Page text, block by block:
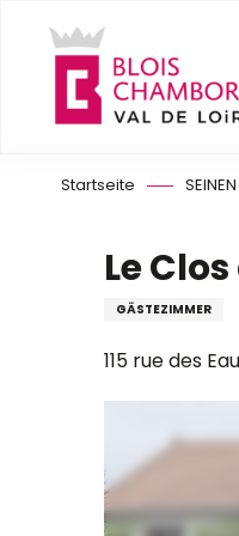
contenu
principal
Startseite
Le
GÄSTEZIMMER
115 rue des